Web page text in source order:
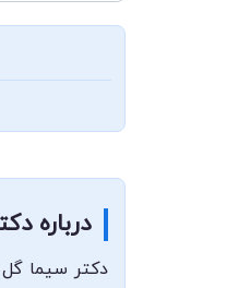
درباره
دکتر سیما